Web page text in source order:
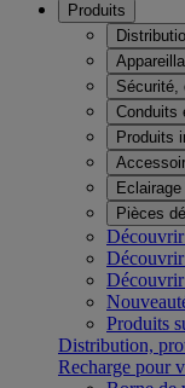
Produits
Sécurité,
Conduits
Produits
Eclairage
Pièces
Découvrir
Produits
Distribution,
Recharge pour